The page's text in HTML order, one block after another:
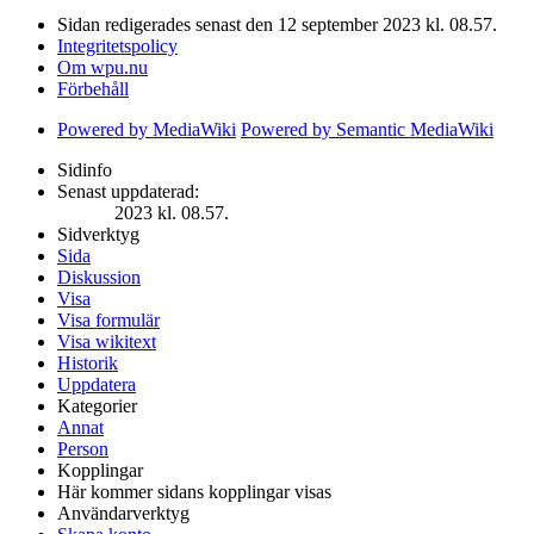
Sidan redigerades senast den 12 september 2023 kl. 08.57.
Integritetspolicy
Om wpu.nu
Förbehåll
Powered by MediaWiki Powered by Semantic MediaWiki
Sidinfo
Senast uppdaterad:
2023 kl. 08.57.
Sidverktyg
Sida
Diskussion
Visa
Visa formulär
Visa wikitext
Historik
Uppdatera
Kategorier
Annat
Person
Kopplingar
Här kommer sidans kopplingar visas
Användarverktyg